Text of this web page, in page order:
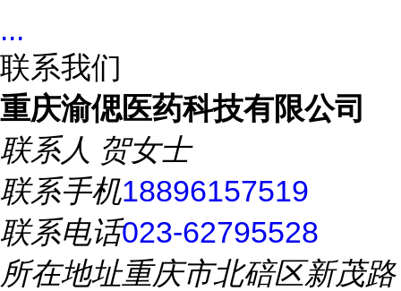
...
联系我们
重庆渝偲医药科技有限公司
联系人 贺女士
联系手机18896157519
联系电话023-62795528
所在地址重庆市北碚区新茂路